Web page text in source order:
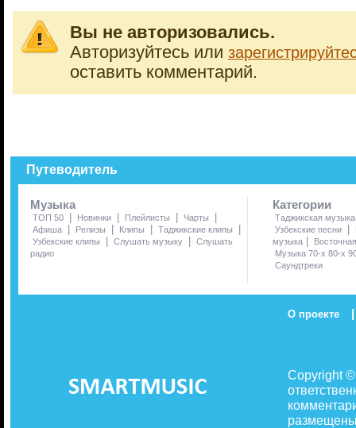
Вы не авторизовались.
Авторизуйтесь или
оставить комментарий.
Путеводитель
Музыка
ТОП 50 | Новинки | Плейлисты | Чарты |
Афиша | Релизы | Клипы | Таджикские клипы |
Узбекские клипы | Слушать музыку | Слушать
радио
Категории
Таджикская музыка
Узбекские песни
|
музыка |
Музыка 70-х 80-х
Саундтреки
О проекте |
Copyright
размещены